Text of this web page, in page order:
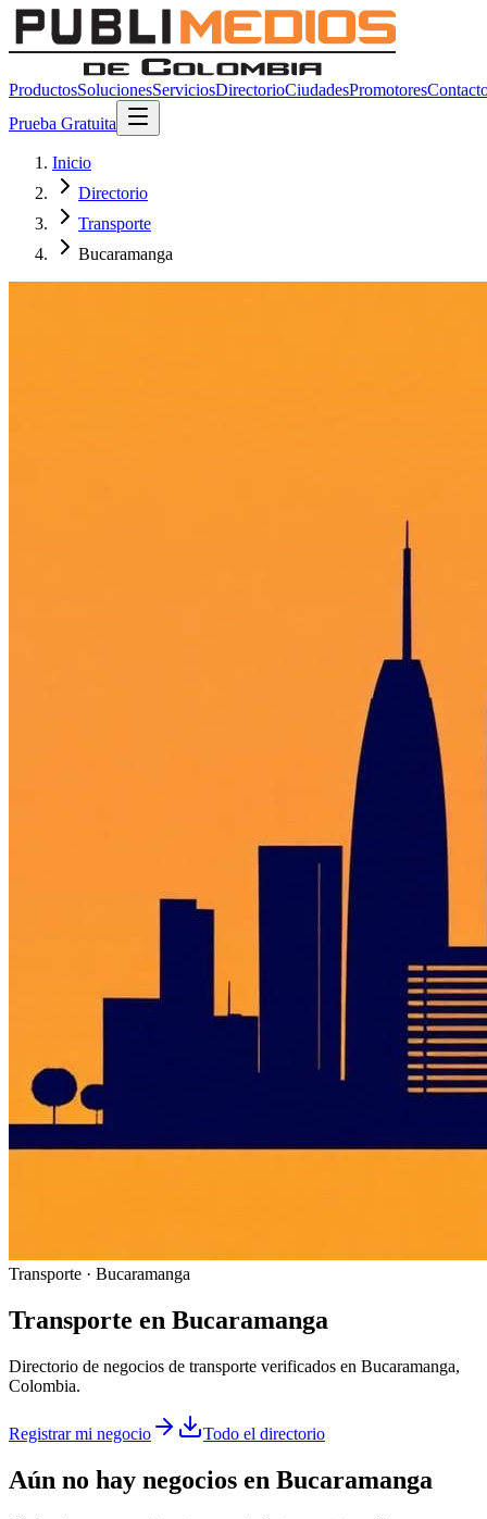
ProductosSolucionesServiciosDirectorioCiudadesPromotores
Prueba Gratuita
Inicio
Directorio
Transporte
Bucaramanga
Transporte · Bucaramanga
Transporte en Bucaramanga
Directorio de negocios de transporte verificados en Bucaramanga,
Colombia.
Registrar mi negocio Todo el directorio
Aún no hay negocios en Bucaramanga